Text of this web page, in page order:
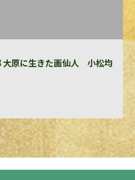
原に生きた画仙人 小松均